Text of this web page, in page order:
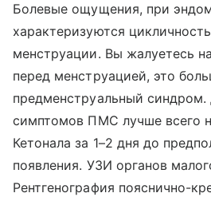
Болевые ощущения, при
характеризуются
менструации. Вы жалуетесь
перед менструацией, это
предменструальный синдром.
симптомов ПМС лучше всего
Кетонала за 1–2 дня до
появления. УЗИ органов
Рентгенография пояснично-